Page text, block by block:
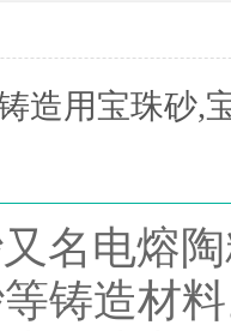
造用宝珠砂,
名电熔
铸造材